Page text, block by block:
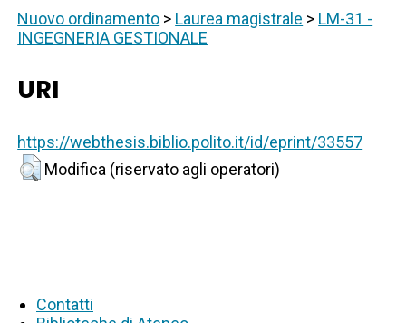
Nuovo ordinamento > Laurea magistrale > LM-31 -
INGEGNERIA GESTIONALE
URI
https://webthesis.biblio.polito.it/id/eprint/33557
Modifica (riservato agli operatori)
Contatti